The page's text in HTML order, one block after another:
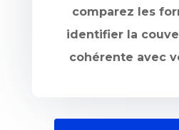
comparez les
identifier la
cohérente avec